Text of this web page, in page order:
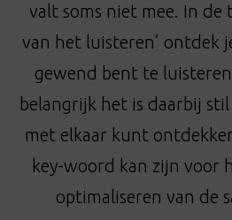
valt soms niet mee. In de
van het luisteren’ ontdek
gewend bent te
belangrijk het is daarbij
met elkaar kunt
key-woord kan zijn voor
optimaliseren van de